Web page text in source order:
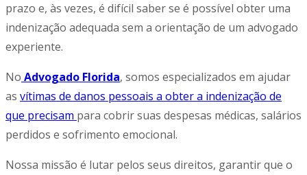
prazo e, às vezes, é difícil saber se é possível obter uma
indenização adequada sem a orientação de um advogado
experiente.
No Advogado Florida, somos especializados em ajudar
as vítimas de danos pessoais a obter a indenização de
que precisam para cobrir suas despesas médicas, salários
perdidos e sofrimento emocional.
Nossa missão é lutar pelos seus direitos, garantir que o